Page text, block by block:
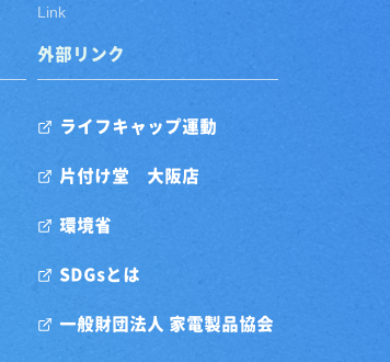
Link
外部リンク
ライフキャップ運動
片付け堂 大阪店
環境省
SDGsとは
一般財団法人 家電製品協会